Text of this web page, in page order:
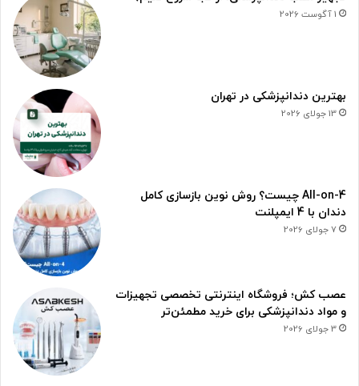
1 آگوست 2026
بهترین دندانپزشکی در تهران
13 جولای 2026
All-on-4 چیست؟ روش نوین بازسازی کامل
دندان با 4 ایمپلنت
7 جولای 2026
عصب کش؛ فروشگاه اینترنتی تخصصی تجهیزات
و مواد دندانپزشکی برای خرید مطمئن‌تر
3 جولای 2026